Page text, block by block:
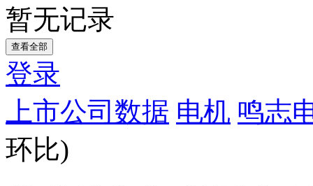
暂无记录
查看全部
登录
上市公司数据 电机 鸣志
环比)